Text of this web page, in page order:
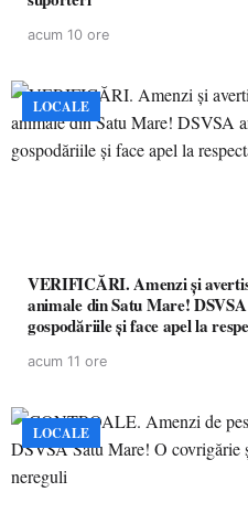
acum 10 ore
LOCALE
VERIFICĂRI. Amenzi și
animale din Satu Mare!
gospodăriile și face apel la
acum 11 ore
LOCALE